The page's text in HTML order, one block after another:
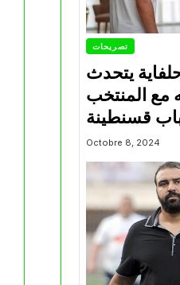
تصريحات
يتحدث
مع المنتخب
قسنطينة
Octobre 8, 2024